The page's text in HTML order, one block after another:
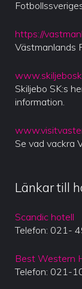
https://
Västmanlands
Skiljebo SK:s
information.
Se vad vackra
Länkar till
Scandic hotell
Telefon: 021-
Best Western
Telefon: 021-